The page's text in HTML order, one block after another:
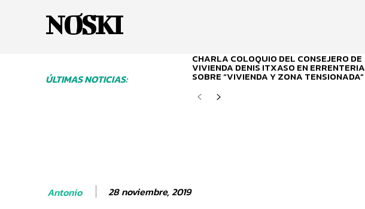
NOSKI
ÚLTIMAS NOTICIAS:
CHARLA COLOQUIO DEL CONSEJERO DE
VIVIENDA DENIS ITXASO EN ERRENTERIA
SOBRE “VIVIENDA Y ZONA TENSIONADA”
Antonio 28 noviembre, 2019